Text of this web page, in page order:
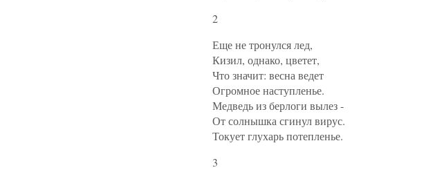
2
Еще не тронулся лед,
Кизил, однако, цветет,
Что значит: весна ведет
Огромное наступленье.
Медведь из берлоги вылез -
От солнышка сгинул вирус.
Токует глухарь потепленье.
3